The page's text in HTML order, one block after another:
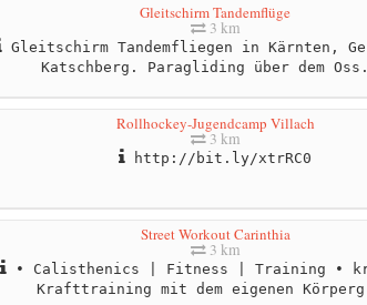
Gleitschirm Tandemflüge
3 km
Gleitschirm Tandemfliegen in Kärnten,
Katschberg. Paragliding über dem
Rollhockey-Jugendcamp Villach
3 km
http://bit.ly/xtrRC0
Street Workout Carinthia
3 km
• Calisthenics | Fitness | Training •
Krafttraining mit dem eigenen